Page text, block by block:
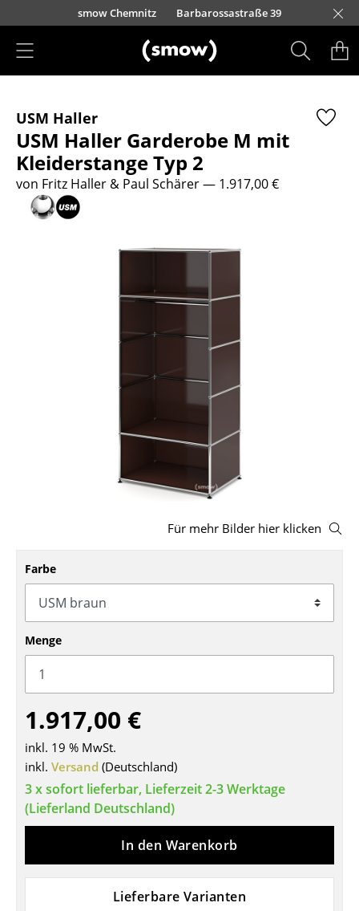
Direkt zum Inhalt
100
smow Chemnitz Barbarossastraße 39smow Düsseldorf
smow Essen
smow Frankfurt
smow Freiburg
smow Hamburg
smow Hannover
smow Kempten
smow Köln
smow Konstanz
smow Leipzig
smow Solothurn
smow Mainz
smow München
smow Nürnberg
smow Schwarzwald
smow Stuttgart
Sitzmöbel
Esszimmerstühle
Sofas
Sessel
Bürodrehstühle
Konferenzstühle
Bürosessel
Einzelteile
Tische
Esstische
Beistelltische
Schreibtische
Sekretäre & PC-Tische
USM Haller
USM Haller Garderobe M mit
Kleiderstange Typ 2
von Fritz Haller & Paul Schärer— 1.917,00 €
Für mehr Bilder hier klicken
Farbe
Menge
1.917,00 €
inkl. 19 % MwSt.
inkl. Versand (Deutschland)
3 x sofort lieferbar, Lieferzeit 2-3 Werktage
(Lieferland Deutschland)
In den Warenkorb
Lieferbare Varianten